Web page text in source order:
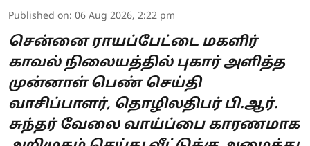
Published on: 06 Aug 2026, 2:22 pm
சென்னை ராயப்பேட்டை மகளிர்
காவல் நிலையத்தில் புகார் அளித்த
முன்னாள் பெண் செய்தி
வாசிப்பாளர், தொழிலதிபர் பி.ஆர்.
சுந்தர் வேலை வாய்ப்பை காரணமாக